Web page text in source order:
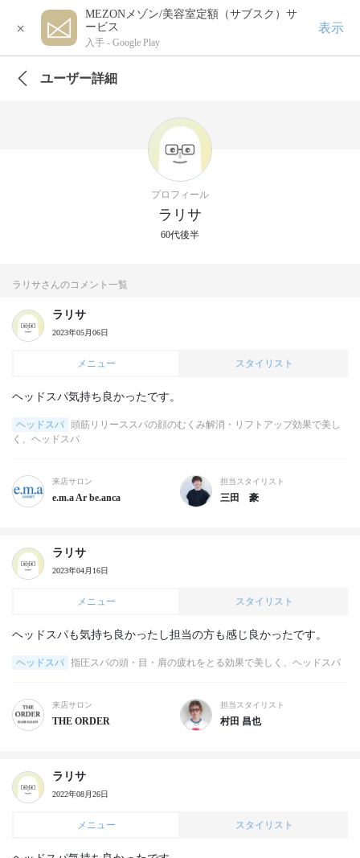
×
MEZONメゾン/美容室定額（サブスク）サ
ービス
入手 - Google Play
表示
ユーザー詳細
プロフィール
ラリサ
60代後半
ラリサさんのコメント一覧
ラリサ
2023年05月06日
メニュー スタイリスト
ヘッドスパ気持ち良かったです。
ヘッドスパ 頭筋リリーススパの顔のむくみ解消・リフトアップ効果で美し
く、ヘッドスパ
来店サロン
e.m.a Ar be.anca
担当スタイリスト
三田 豪
ラリサ
2023年04月16日
メニュー スタイリスト
ヘッドスパも気持ち良かったし担当の方も感じ良かったです。
ヘッドスパ 指圧スパの頭・目・肩の疲れをとる効果で美しく、ヘッドスパ
来店サロン
THE ORDER
担当スタイリスト
村田 昌也
ラリサ
2022年08月26日
メニュー スタイリスト